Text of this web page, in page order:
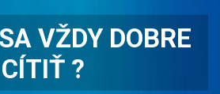
VŽDY DOBRE
CÍTIŤ ?